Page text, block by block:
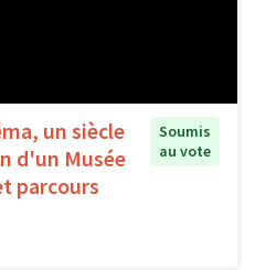
un siècle
d'un Musée
parcours
Soumis
au vote